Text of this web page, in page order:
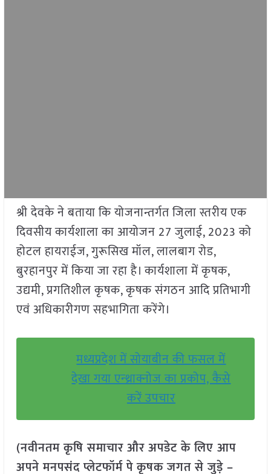
श्री देवके ने बताया कि योजनान्तर्गत जिला स्तरीय एक
दिवसीय कार्यशाला का आयोजन 27 जुलाई, 2023 को
होटल हायराईज, गुरूसिख मॉल, लालबाग रोड,
बुरहानपुर में किया जा रहा है। कार्यशाला में कृषक,
उद्यमी, प्रगतिशील कृषक, कृषक संगठन आदि प्रतिभागी
एवं अधिकारीगण सहभागिता करेंगे।
मध्यप्रदेश में सोयाबीन की फसल में
देखा गया एन्थ्राक्नोज का प्रकोप, कैसे
करें उपचार
(नवीनतम कृषि समाचार और अपडेट के लिए आप
अपने मनपसंद प्लेटफॉर्म पे कृषक जगत से जुड़े –